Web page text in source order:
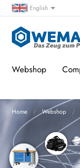
English
Webshop
Home Webshop